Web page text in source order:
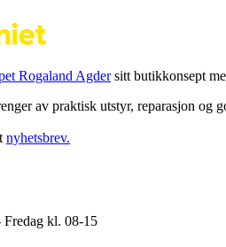
Rogaland Agdersitt butikkonsept
av praktisk utstyr, reparasjon
nyhetsbrev.
Fredag kl. 08-15